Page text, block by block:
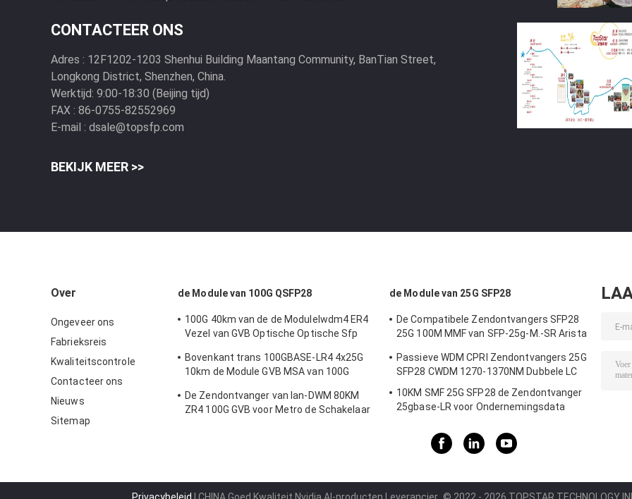
CONTACTEER ONS
Adres : 12F1202-1203 Shenhui Building Maantang Community, BanTian Street,
Longkong District, Shenzhen, China.
Werktijd: 9:00-18:30 (Beijing tijd)
FAX : 86-0755-82552969
E-mail : dsale@topsfp.com
BEKIJK MEER >>
Over
Ongeveer ons
Fabrieksreis
Kwaliteitscontrole
Contacteer ons
Nieuws
Sitemap
de Module van 100G QSFP28
100G 40km van de de Modulelwdm4 ER4
Vezel van GVB Optische Optische Sfp
Bovenkant trans 100GBASE-LR4 4x25G
10km de Module GVB MSA van 100G
De Zendontvanger van lan-DWM 80KM
ZR4 100G GVB voor Metro de Schakelaar
de Module van 25G SFP28
De Compatibele Zendontvangers SFP28
25G 100M MMF van SFP-25g-M.-SR Arista
Passieve WDM CPRI Zendontvangers 25G
SFP28 CWDM 1270-1370NM Dubbele LC
10KM SMF 25G SFP28 de Zendontvanger
25gbase-LR voor Ondernemingsdata